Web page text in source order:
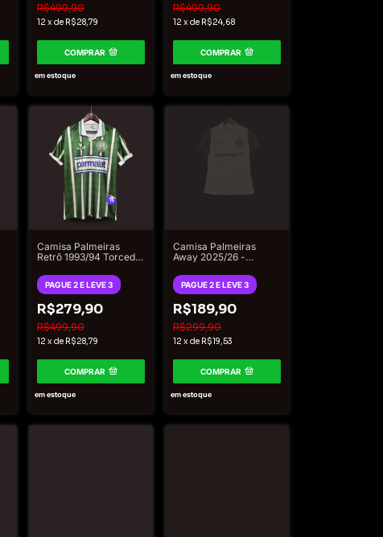
R$499,90
12 xde R$28,79
COMPRAR
em estoque
R$499,90
12 xde R$24,68
COMPRAR
em estoque
Camisa Palmeiras
Retrô 1993/94 Torcedor
Verde
PAGUE 2 E LEVE 3
R$279,90
R$499,90
12 xde R$28,79
COMPRAR
em estoque
Camisa Palmeiras
Away 2025/26 -
Branco e verde
PAGUE 2 E LEVE 3
R$189,90
R$299,90
12 xde R$19,53
COMPRAR
em estoque